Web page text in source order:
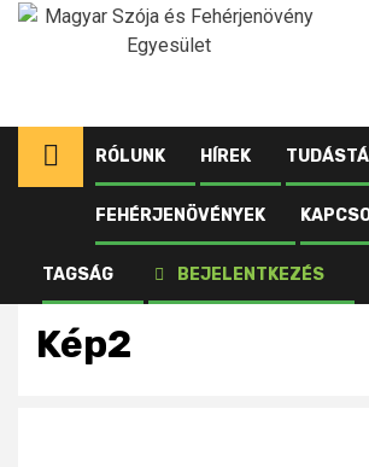
Ugrás
RÓLUNK HÍREK
FEHÉRJENÖVÉNYEK
TAGSÁG BEJELENTKEZÉS
Kezdőlap
Újdonságok
Kép2